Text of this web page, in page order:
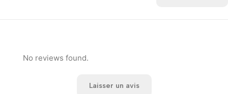
No reviews found.
Laisser un avis